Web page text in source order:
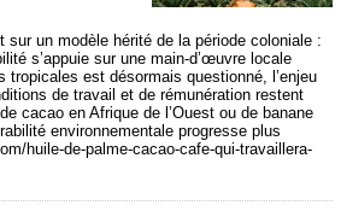
un modèle hérité de la période coloniale :
s’appuie sur une main-d’œuvre locale
est désormais questionné, l’enjeu
de travail et de rémunération restent
cacao en Afrique de l’Ouest ou de banane
environnementale progresse plus
huile-de-palme-cacao-cafe-qui-travaillera-